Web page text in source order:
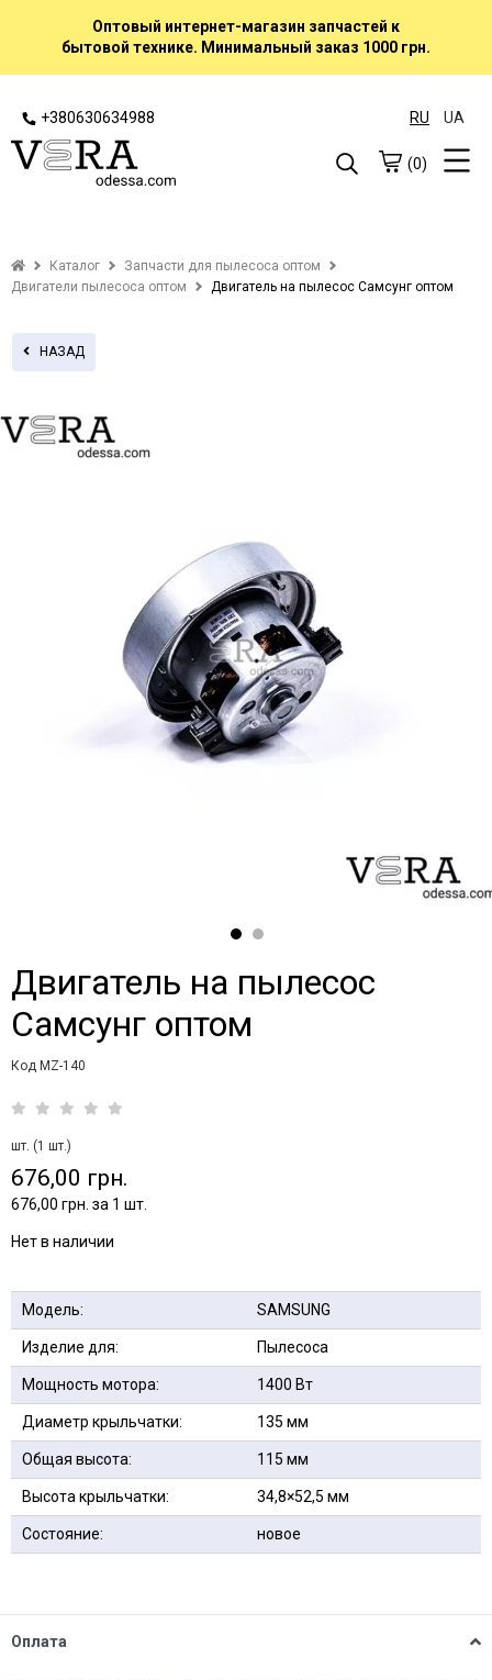
Оптовый интернет-магазин запчастей к
бытовой технике. Минимальный заказ 1000 грн.
+380630634988 RU UA
(0)
Каталог
Запчасти для пылесоса оптом
Двигатели пылесоса оптом
Двигатель на пылесос Самсунг оптом
НАЗАД
Двигатель на пылесос
Самсунг оптом
Код MZ-140
шт. (1 шт.)
676,00 грн.
676,00 грн. за 1 шт.
Нет в наличии
Модель: SAMSUNG
Изделие для: Пылесоса
Мощность мотора: 1400 Вт
Диаметр крыльчатки: 135 мм
Общая высота: 115 мм
Высота крыльчатки: 34,8×52,5 мм
Состояние: новое
Оплата